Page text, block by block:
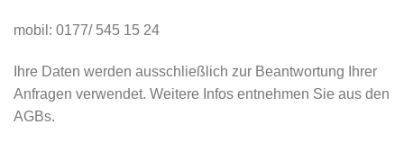
mobil: 0177/ 545 15 24
Ihre Daten werden ausschließlich zur Beantwortung Ihrer
Anfragen verwendet. Weitere Infos entnehmen Sie aus den
AGBs.